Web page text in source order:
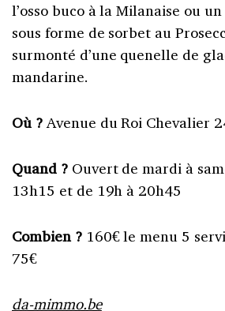
l’osso buco à la Milanaise ou
sous forme de sorbet au
surmonté d’une quenelle de
mandarine.
Où ?Avenue du Roi Chevalier
Quand ?Ouvert de mardi à
13h15 et de 19h à 20h45
Combien ?160€ le menu 5
75€
da-mimmo.be